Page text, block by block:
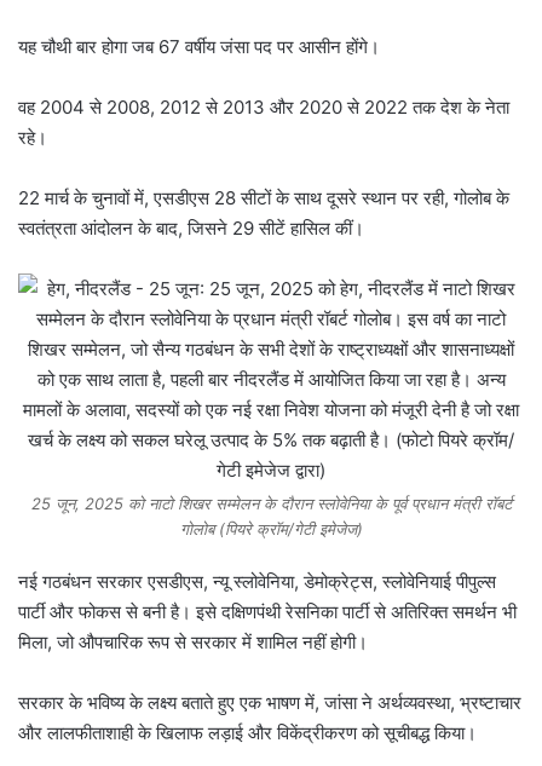
यह चौथी बार होगा जब 67 वर्षीय जंसा पद पर आसीन होंगे।
वह 2004 से 2008, 2012 से 2013 और 2020 से 2022 तक देश के नेता
रहे।
22 मार्च के चुनावों में, एसडीएस 28 सीटों के साथ दूसरे स्थान पर रही, गोलोब के
स्वतंत्रता आंदोलन के बाद, जिसने 29 सीटें हासिल कीं।
25 जून, 2025 को नाटो शिखर सम्मेलन के दौरान स्लोवेनिया के पूर्व प्रधान मंत्री रॉबर्ट
गोलोब (पियरे क्रॉम/गेटी इमेजेज)
नई गठबंधन सरकार एसडीएस, न्यू स्लोवेनिया, डेमोक्रेट्स, स्लोवेनियाई पीपुल्स
पार्टी और फोकस से बनी है। इसे दक्षिणपंथी रेसनिका पार्टी से अतिरिक्त समर्थन भी
मिला, जो औपचारिक रूप से सरकार में शामिल नहीं होगी।
सरकार के भविष्य के लक्ष्य बताते हुए एक भाषण में, जांसा ने अर्थव्यवस्था, भ्रष्टाचार
और लालफीताशाही के खिलाफ लड़ाई और विकेंद्रीकरण को सूचीबद्ध किया।